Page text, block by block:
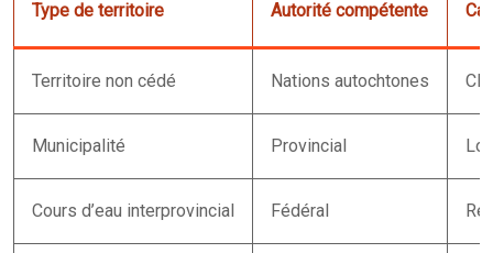
Type de territoire Autorité compétente
Territoire non cédé Nations autochtones
Municipalité Provincial
Cours d’eau interprovincial Fédéral